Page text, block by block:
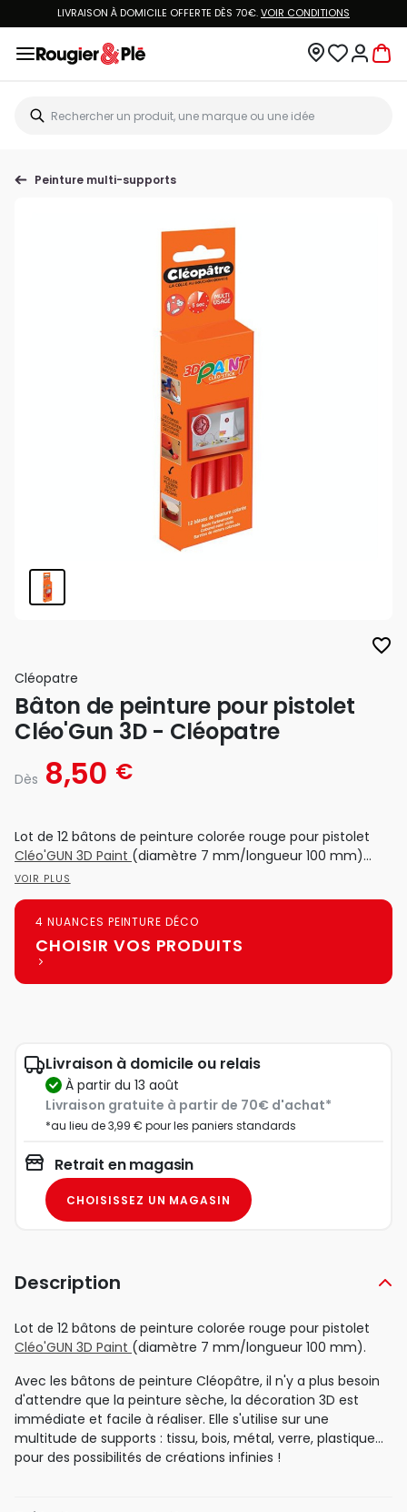
LIVRAISON À DOMICILE OFFERTE DÈS 70€.VOIR CONDITIONS
Peinture multi-supports
favorite_border
Cléopatre
Bâton de peinture pour pistolet
Cléo'Gun 3D - Cléopatre
Dès 8,50 €
Lot de 12 bâtons de peinture colorée rouge pour pistolet
Cléo'GUN 3D Paint (diamètre 7 mm/longueur 100 mm)...
VOIR PLUS
4 NUANCES PEINTURE DÉCO
CHOISIR VOS PRODUITS
Livraison à domicile ou relais
à partir du 13 août
Livraison gratuite à partir de 70€ d'achat*
*au lieu de 3,99 € pour les paniers standards
Retrait en magasin
CHOISISSEZ UN MAGASIN
Description
Lot de 12 bâtons de peinture colorée rouge pour pistolet
Cléo'GUN 3D Paint (diamètre 7 mm/longueur 100 mm).
Avec les bâtons de peinture Cléopâtre, il n'y a plus besoin
d'attendre que la peinture sèche, la décoration 3D est
immédiate et facile à réaliser. Elle s'utilise sur une
multitude de supports : tissu, bois, métal, verre, plastique...
pour des possibilités de créations infinies !